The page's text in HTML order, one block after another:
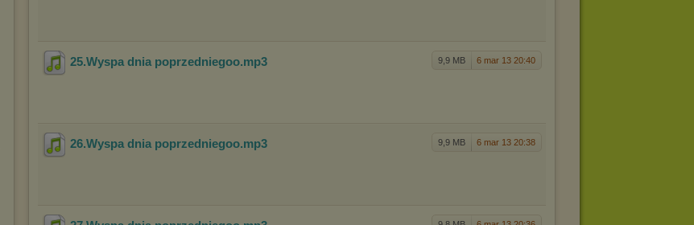
9,9 MB 6 mar 13 20:40
25.Wyspa dnia poprzedniegoo.mp3
9,9 MB 6 mar 13 20:38
26.Wyspa dnia poprzedniegoo.mp3